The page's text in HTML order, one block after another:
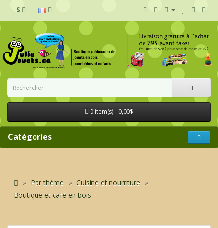
$
0 item(s) - 0,00$
Catégories
Par thème
Cuisine et nourriture
Boutique et café en bois